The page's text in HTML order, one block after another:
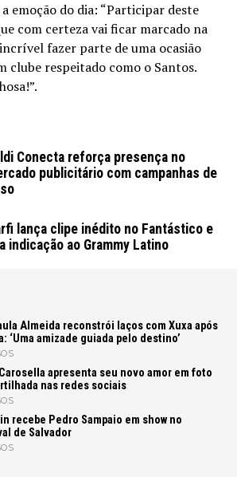
emoção do dia: “Participar deste
com certeza vai ficar marcado na
fazer parte de uma ocasião
clube respeitado como o Santos.
Conecta reforça presença no
publicitário com campanhas de
lança clipe inédito no Fantástico e
indicação ao Grammy Latino
Almeida reconstrói laços com Xuxa após
‘Uma amizade guiada pelo destino’
apresenta seu novo amor em foto
nas redes sociais
recebe Pedro Sampaio em show no
de Salvador